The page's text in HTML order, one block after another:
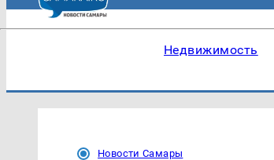
Недвижимость
Новости Самары